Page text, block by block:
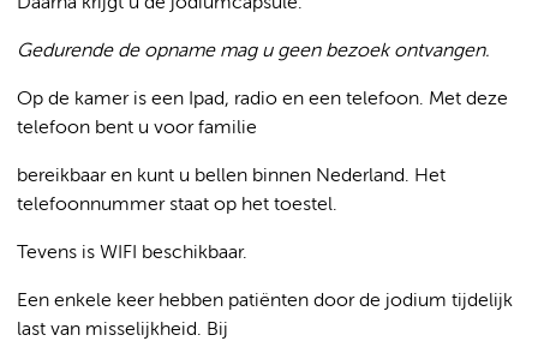
Gedurende de opname mag u geen bezoek ontvangen.
Op de kamer is een Ipad, radio en een telefoon. Met deze
telefoon bent u voor familie
bereikbaar en kunt u bellen binnen Nederland. Het
telefoonnummer staat op het toestel.
Tevens is WIFI beschikbaar.
Een enkele keer hebben patiënten door de jodium tijdelijk
last van misselijkheid. Bij